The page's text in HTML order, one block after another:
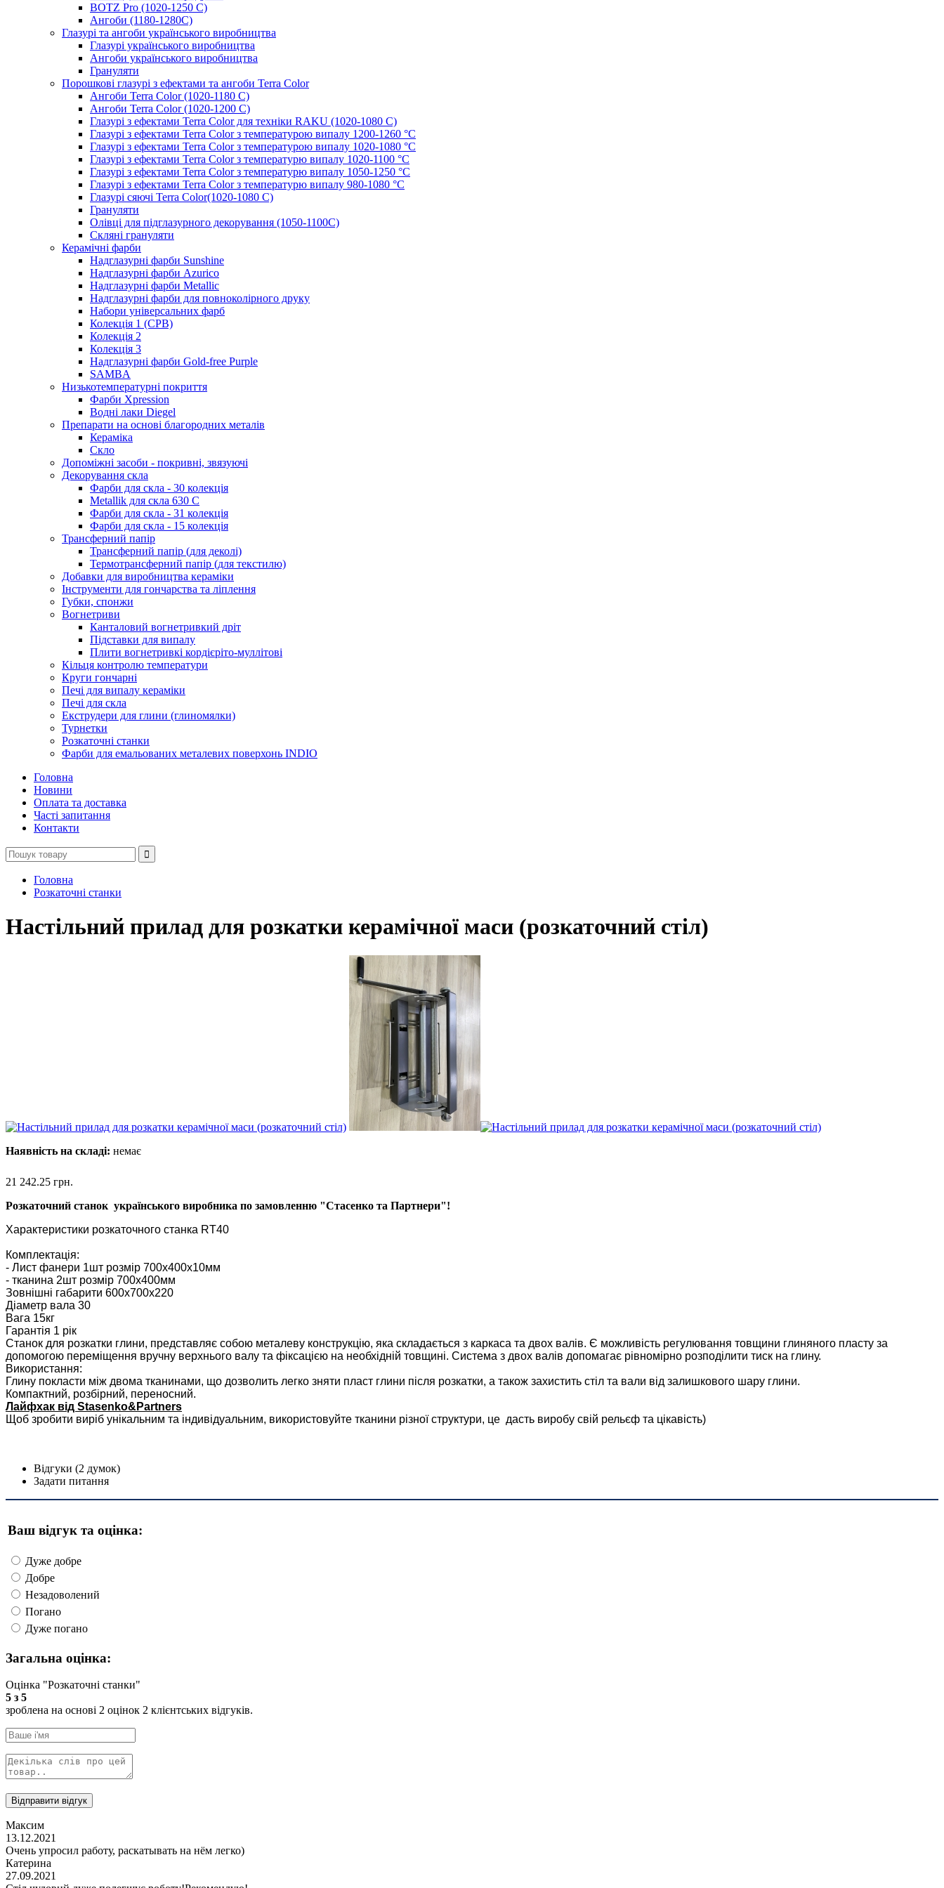
BOTZ Pro (1020-1250 C)
Ангоби (1180-1280С)
Глазурі та ангоби українського виробництва
Глазурі українського виробництва
Ангоби українського виробництва
Грануляти
Порошкові глазурі з ефектами та ангоби Terra Color
Ангоби Terra Color (1020-1180 С)
Ангоби Terra Color (1020-1200 С)
Глазурі з ефектами Terra Color для техніки RAKU (1020-1080 С)
Глазурі з ефектами Terra Color з температурою випалу 1200-1260 °С
Глазурі з ефектами Terra Color з температурою випалу 1020-1080 °С
Глазурі з ефектами Terra Color з температурю випалу 1020-1100 °С
Глазурі з ефектами Terra Color з температурю випалу 1050-1250 °С
Глазурі з ефектами Terra Color з температурю випалу 980-1080 °С
Глазурі сяючі Terra Color(1020-1080 С)
Грануляти
Олівці для підглазурного декорування (1050-1100С)
Скляні грануляти
Керамічні фарби
Надглазурні фарби Sunshine
Надглазурні фарби Azurico
Надглазурні фарби Metallic
Надглазурні фарби для повноколірного друку
Набори універсальних фарб
Колекція 1 (CPB)
Колекція 2
Колекція 3
Надглазурні фарби Gold-free Purple
SAMBA
Низькотемпературні покриття
Фарби Xpression
Водні лаки Diegel
Препарати на основі благородних металів
Кераміка
Скло
Допоміжні засоби - покривні, звязуючі
Декорування скла
Фарби для скла - 30 колекція
Metallik для скла 630 С
Фарби для скла - 31 колекція
Фарби для скла - 15 колекція
Трансферний папір
Трансферний папір (для деколі)
Термотрансферний папір (для текстилю)
Добавки для виробництва кераміки
Інструменти для гончарства та ліплення
Губки, спонжи
Вогнетриви
Канталовий вогнетривкий дріт
Підставки для випалу
Плити вогнетривкі кордієріто-муллітові
Кільця контролю температури
Круги гончарні
Печі для випалу кераміки
Печі для скла
Екструдери для глини (глиномялки)
Турнетки
Розкаточні станки
Фарби для емальованих металевих поверхонь INDIO
Головна
Новини
Оплата та доставка
Часті запитання
Контакти
Головна
Розкаточні станки
Настільний прилад для розкатки керамічної маси (розкаточний стіл)
Наявність на складі: немає
21 242.25 грн.
Розкаточний станок українського виробника по замовленню "Стасенко та Партнери"!
Характеристики розкаточного станка RT40
Комплектація:
- Лист фанери 1шт розмір 700х400х10мм
- тканина 2шт розмір 700х400мм
Зовнішні габарити 600х700х220
Діаметр вала 30
Вага 15кг
Гарантія 1 рік
Станок для розкатки глини, представляє собою металеву конструкцію, яка складається з каркаса та двох валів. Є можливість регулювання товщини глиняного пласту за
допомогою переміщення вручну верхнього валу та фіксацією на необхідній товщині. Система з двох валів допомагає рівномірно розподілити тиск на глину.
Використання:
Глину покласти між двома тканинами, що дозволить легко зняти пласт глини після розкатки, а також захистить стіл та вали від залишкового шару глини.
Компактний, розбірний, переносний.
Лайфхак від Stasenko&Partners
Щоб зробити виріб унікальним та індивідуальним, використовуйте тканини різної структури, це дасть виробу свій рельєф та цікавість)
Відгуки (2 думок)
Задати питання
Ваш відгук та оцінка:
Дуже добре
Добре
Незадоволений
Погано
Дуже погано
Загальна оцінка:
Оцінка "Розкаточні станки"
5 з 5
зроблена на основі 2 оцінок 2 клієнтських відгуків.
Максим
13.12.2021
Очень упросил работу, раскатывать на нём легко)
Катерина
27.09.2021